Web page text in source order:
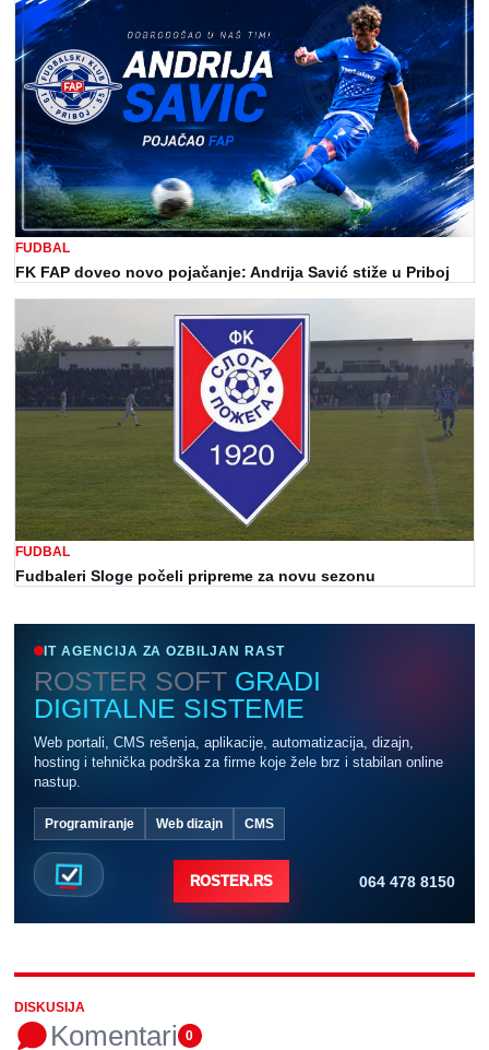
FUDBAL
FK FAP doveo novo pojačanje: Andrija Savić stiže u Priboj
FUDBAL
Fudbaleri Sloge počeli pripreme za novu sezonu
IT AGENCIJA ZA OZBILJAN RAST
ROSTER SOFT GRADI
DIGITALNE SISTEME
Web portali, CMS rešenja, aplikacije, automatizacija, dizajn,
hosting i tehnička podrška za firme koje žele brz i stabilan online
nastup.
Programiranje Web dizajn CMS
ROSTER.RS 064 478 8150
DISKUSIJA
Komentari 0